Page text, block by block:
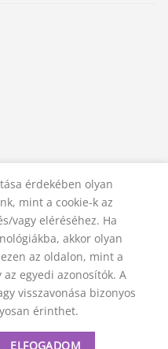
FÉM KULCSTARTÓ
Kommunikációt elősegítő
mandalás kulcstartó
1 500Ft
KOSÁRBA TESZEM
NYILATKOZAT
FELTÉTELEK
érdekében olyan
mint a cookie-k az
vagy eléréséhez. Ha
akkor olyan
az oldalon, mint a
egyedi azonosítók. A
visszavonása bizonyos
érinthet.
ELFOGADOM